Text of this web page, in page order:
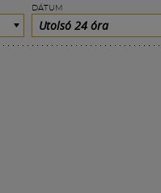
DÁTUM
Utolsó 24 óra